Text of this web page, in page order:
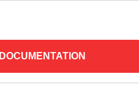
DOCUMENTATION